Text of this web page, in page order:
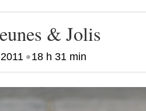
& Jolis
•18 h 31 min